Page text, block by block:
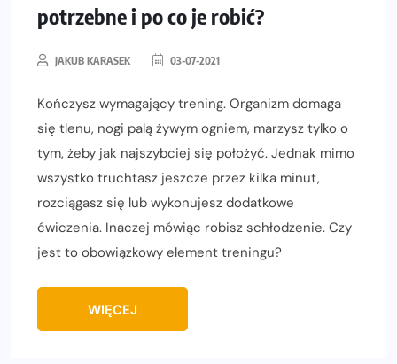
potrzebne i po co je robić?
JAKUB KARASEK 03-07-2021
Kończysz wymagający trening. Organizm domaga
się tlenu, nogi palą żywym ogniem, marzysz tylko o
tym, żeby jak najszybciej się położyć. Jednak mimo
wszystko truchtasz jeszcze przez kilka minut,
rozciągasz się lub wykonujesz dodatkowe
ćwiczenia. Inaczej mówiąc robisz schłodzenie. Czy
jest to obowiązkowy element treningu?
WIĘCEJ